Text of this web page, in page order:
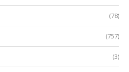
(78)
(757)
(3)